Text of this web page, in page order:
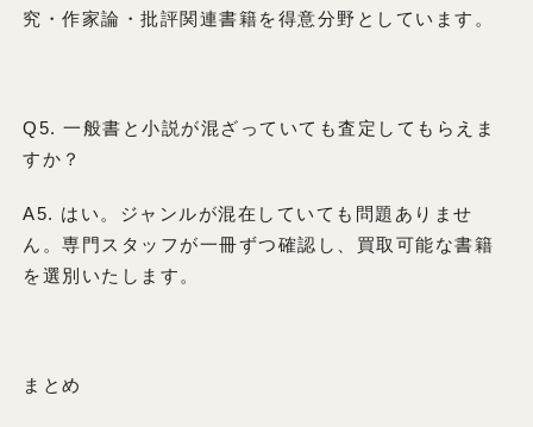
究・作家論・批評関連書籍を得意分野としています。
Q5. 一般書と小説が混ざっていても査定してもらえま
すか？
A5. はい。ジャンルが混在していても問題ありませ
ん。専門スタッフが一冊ずつ確認し、買取可能な書籍
を選別いたします。
まとめ